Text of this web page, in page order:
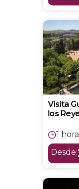
Visita
los
1
Desde: